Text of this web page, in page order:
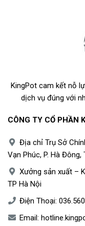
KingPot cam kết nỗ
dịch vụ đúng với
CÔNG TY CỔ PHẦN
Địa chỉ Trụ Sở
Vạn Phúc, P. Hà Đông,
Xưởng sản xuất –
TP Hà Nội
Điện Thoại:
Email: